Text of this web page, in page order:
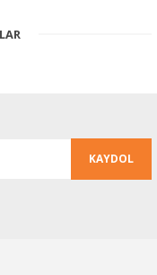
formunu kullanarak
KAYDOL